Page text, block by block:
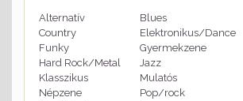
Alternatív
Blues
Country
Elektronikus/Dance
Funky
Gyermekzene
Hard Rock/Metal
Jazz
Klasszikus
Mulatós
Népzene
Pop/rock